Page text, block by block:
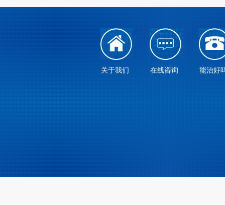
关于我们 在线咨询 能治好